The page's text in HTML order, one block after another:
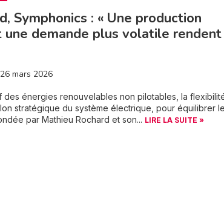
Symphonics : « Une production
demande plus volatile rendent
26 mars 2026
des énergies renouvelables non pilotables, la
stratégique du système électrique, pour équilibrer le
par Mathieu Rochard et son... LIRE LA SUITE »